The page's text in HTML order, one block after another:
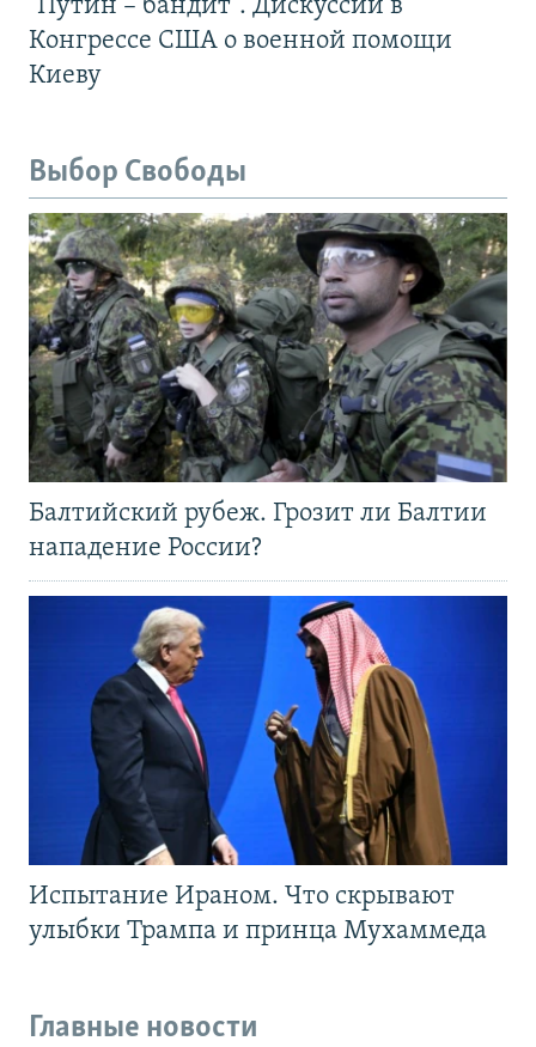
"Путин – бандит". Дискуссии в
Конгрессе США о военной помощи
Киеву
Выбор Свободы
Балтийский рубеж. Грозит ли Балтии
нападение России?
Испытание Ираном. Что скрывают
улыбки Трампа и принца Мухаммеда
Главные новости